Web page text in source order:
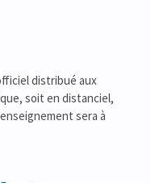
distribué aux
soit en distanciel,
sera à